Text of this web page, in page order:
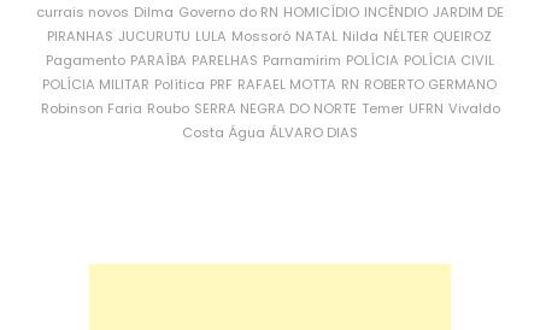
currais novos Dilma Governo do RN HOMICÍDIO INCÊNDIO JARDIM DE
PIRANHAS JUCURUTU LULA Mossoró NATAL Nilda NÉLTER QUEIROZ
Pagamento PARAÍBA PARELHAS Parnamirim POLÍCIA POLÍCIA CIVIL
POLÍCIA MILITAR Política PRF RAFAEL MOTTA RN ROBERTO GERMANO
Robinson Faria Roubo SERRA NEGRA DO NORTE Temer UFRN Vivaldo
Costa Água ÁLVARO DIAS